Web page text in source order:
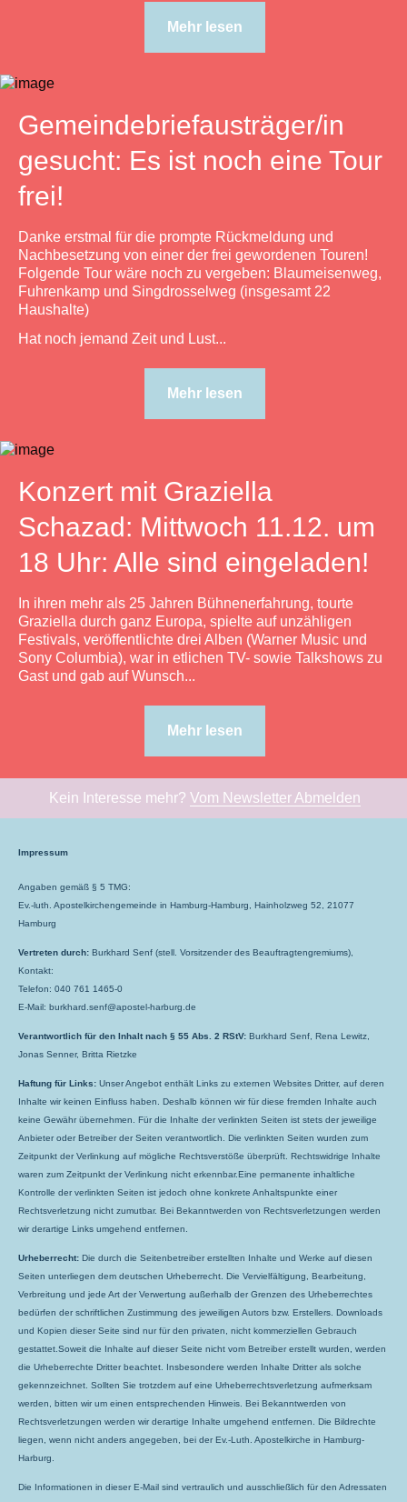
Mehr lesen
Gemeindebriefausträger/in
gesucht: Es ist noch eine Tour
frei!
Danke erstmal für die prompte Rückmeldung und
Nachbesetzung von einer der frei gewordenen Touren!
Folgende Tour wäre noch zu vergeben: Blaumeisenweg,
Fuhrenkamp und Singdrosselweg (insgesamt 22
Haushalte)
Hat noch jemand Zeit und Lust...
Mehr lesen
Konzert mit Graziella
Schazad: Mittwoch 11.12. um
18 Uhr: Alle sind eingeladen!
In ihren mehr als 25 Jahren Bühnenerfahrung, tourte
Graziella durch ganz Europa, spielte auf unzähligen
Festivals, veröffentlichte drei Alben (Warner Music und
Sony Columbia), war in etlichen TV- sowie Talkshows zu
Gast und gab auf Wunsch...
Mehr lesen
Kein Interesse mehr? Vom Newsletter Abmelden
Impressum
Angaben gemäß § 5 TMG:
Ev.-luth. Apostelkirchengemeinde in Hamburg-Hamburg, Hainholzweg 52, 21077
Hamburg
Vertreten durch: Burkhard Senf (stell. Vorsitzender des Beauftragtengremiums),
Kontakt:
Telefon: 040 761 1465-0
E-Mail: burkhard.senf@apostel-harburg.de
Verantwortlich für den Inhalt nach § 55 Abs. 2 RStV: Burkhard Senf, Rena Lewitz,
Jonas Senner, Britta Rietzke
Haftung für Links: Unser Angebot enthält Links zu externen Websites Dritter, auf deren
Inhalte wir keinen Einfluss haben. Deshalb können wir für diese fremden Inhalte auch
keine Gewähr übernehmen. Für die Inhalte der verlinkten Seiten ist stets der jeweilige
Anbieter oder Betreiber der Seiten verantwortlich. Die verlinkten Seiten wurden zum
Zeitpunkt der Verlinkung auf mögliche Rechtsverstöße überprüft. Rechtswidrige Inhalte
waren zum Zeitpunkt der Verlinkung nicht erkennbar.Eine permanente inhaltliche
Kontrolle der verlinkten Seiten ist jedoch ohne konkrete Anhaltspunkte einer
Rechtsverletzung nicht zumutbar. Bei Bekanntwerden von Rechtsverletzungen werden
wir derartige Links umgehend entfernen.
Urheberrecht: Die durch die Seitenbetreiber erstellten Inhalte und Werke auf diesen
Seiten unterliegen dem deutschen Urheberrecht. Die Vervielfältigung, Bearbeitung,
Verbreitung und jede Art der Verwertung außerhalb der Grenzen des Urheberrechtes
bedürfen der schriftlichen Zustimmung des jeweiligen Autors bzw. Erstellers. Downloads
und Kopien dieser Seite sind nur für den privaten, nicht kommerziellen Gebrauch
gestattet.Soweit die Inhalte auf dieser Seite nicht vom Betreiber erstellt wurden, werden
die Urheberrechte Dritter beachtet. Insbesondere werden Inhalte Dritter als solche
gekennzeichnet. Sollten Sie trotzdem auf eine Urheberrechtsverletzung aufmerksam
werden, bitten wir um einen entsprechenden Hinweis. Bei Bekanntwerden von
Rechtsverletzungen werden wir derartige Inhalte umgehend entfernen. Die Bildrechte
liegen, wenn nicht anders angegeben, bei der Ev.-Luth. Apostelkirche in Hamburg-
Harburg.
Die Informationen in dieser E-Mail sind vertraulich und ausschließlich für den Adressaten